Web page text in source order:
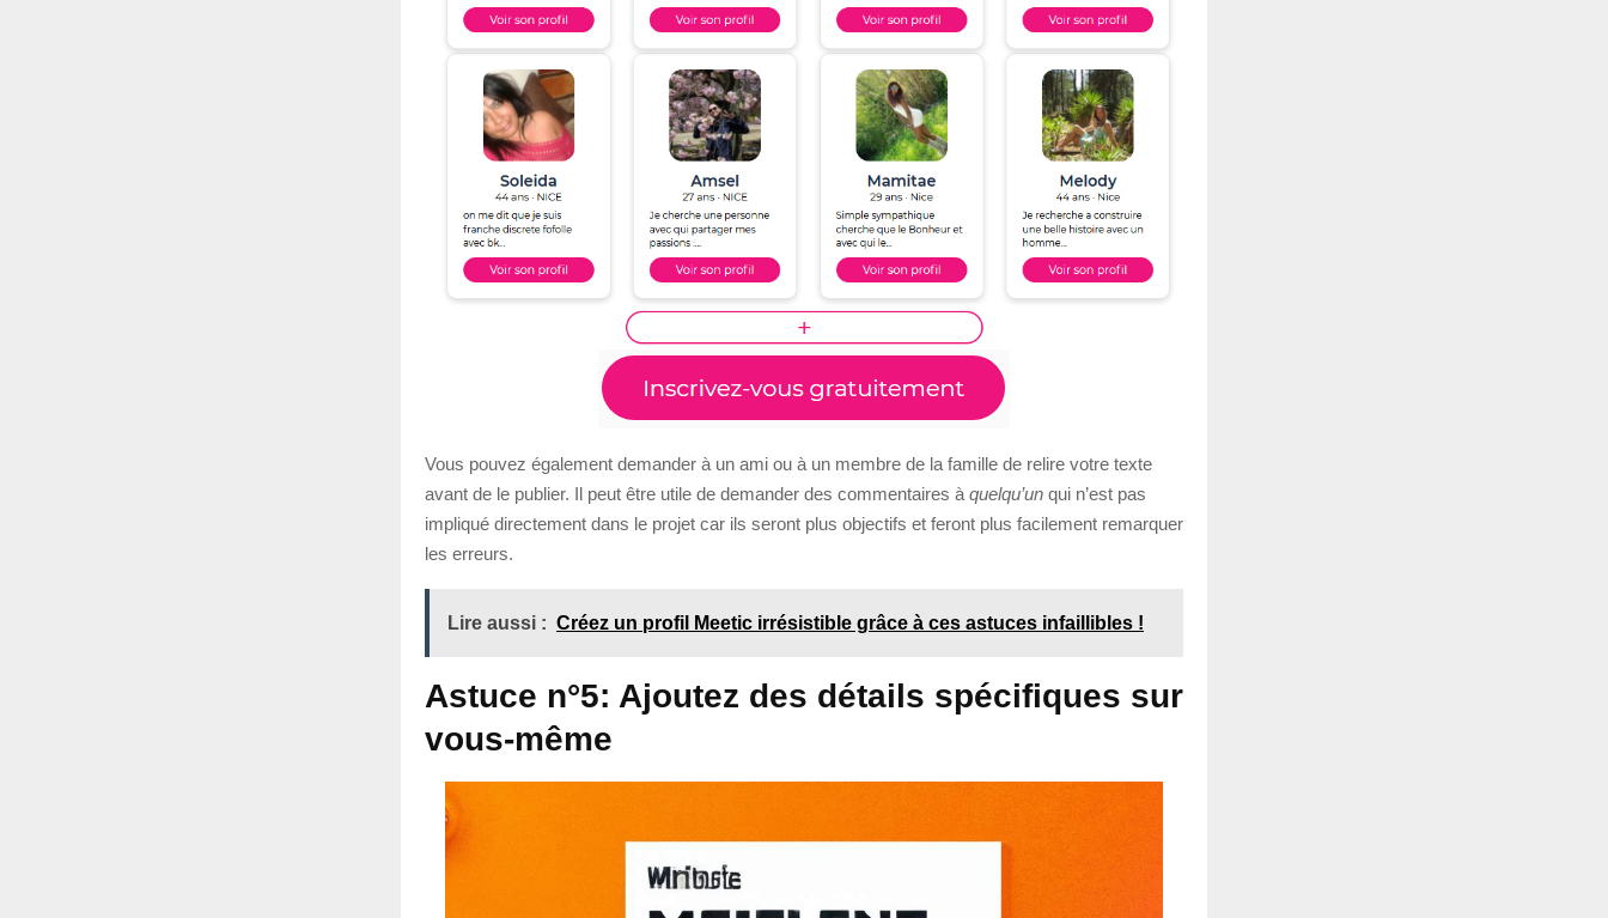
Vous pouvez également demander à un ami ou à un membre de la famille de relire votre texte
avant de le publier. Il peut être utile de demander des commentaires à quelqu’un qui n’est pas
impliqué directement dans le projet car ils seront plus objectifs et feront plus facilement remarquer
les erreurs.
Lire aussi : Créez un profil Meetic irrésistible grâce à ces astuces infaillibles !
Astuce n°5: Ajoutez des détails spécifiques sur
vous-même